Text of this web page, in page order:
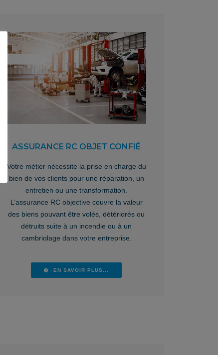
ASSURANCE RC OBJET CONFIÉ
Votre métier nécessite la prise en charge du
bien de vos clients pour une réparation, un
entretien ou une transformation.
L’assurance RC objective couvre la valeur
des biens pouvant être volés, détériorés ou
détruits suite à un incendie ou à un
cambriolage dans votre entreprise.
EN SAVOIR PLUS...